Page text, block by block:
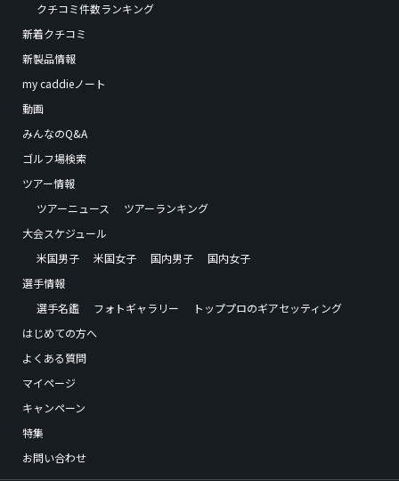
クチコミ件数ランキング
新着クチコミ
新製品情報
my caddieノート
動画
みんなのQ&A
ゴルフ場検索
ツアー情報
ツアーニュース
ツアーランキング
大会スケジュール
米国男子
米国女子 国内男子
国内女子
選手情報
選手名鑑
フォトギャラリー
トッププロのギアセッティング
はじめての方へ
よくある質問
マイページ
キャンペーン
特集
お問い合わせ